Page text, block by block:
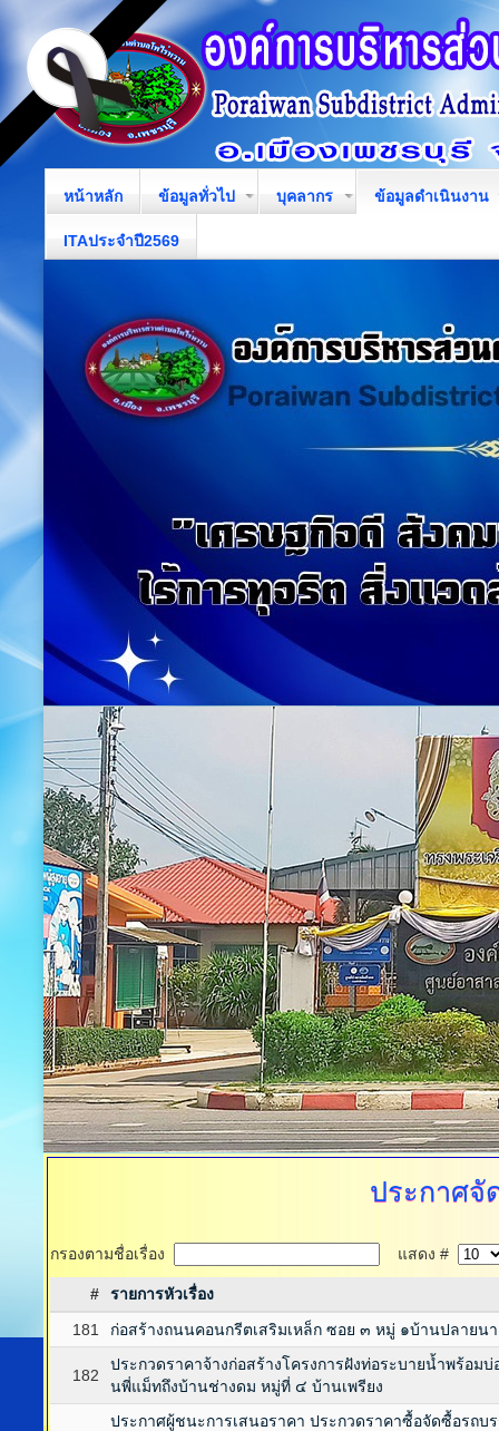
หน้าหลัก ข้อมูลทั่วไป บุคลากร ข้อมูลดำเนินงาน
ITAประจำปี2569
ประกาศจั
กรองตามชื่อเรื่อง แสดง #
#
รายการหัวเรื่อง
181
ก่อสร้างถนนคอนกรีตเสริมเหล็ก ซอย ๓ หมู่ ๑บ้านปลายนา
182
ประกวดราคาจ้างก่อสร้างโครงการฝังท่อระบายน้ำพร้อม
นพี่แม็ทถึงบ้านช่างดม หมู่ที่ ๔ บ้านเพรียง
ประกาศผู้ชนะการเสนอราคา ประกวดราคาซื้อจัดซื้อรถบ